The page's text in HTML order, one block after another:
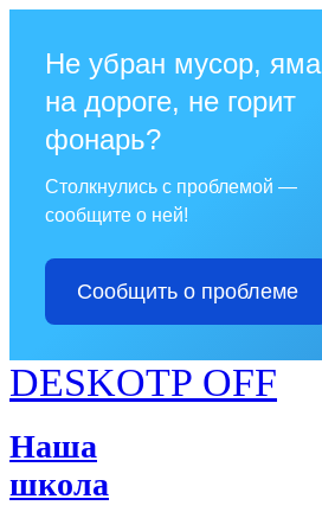
Не убран мусор, яма
на дороге, не горит
фонарь?
Столкнулись с проблемой —
сообщите о ней!
Сообщить о проблеме
DESKOTP OFF
Наша
школа